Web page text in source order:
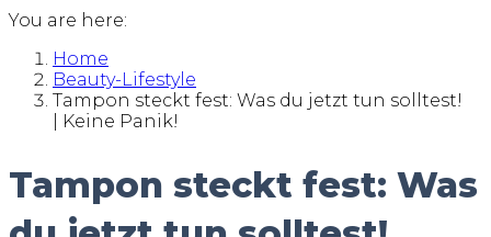
You are here:
Home
Beauty-Lifestyle
Tampon steckt fest: Was du jetzt tun solltest!
| Keine Panik!
Tampon steckt fest: Was